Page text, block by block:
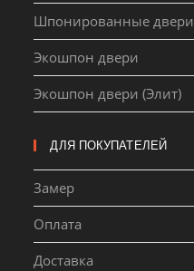
Шпонированные двери
Экошпон двери
Экошпон двери (Элит)
ДЛЯ ПОКУПАТЕЛЕЙ
Замер
Оплата
Доставка